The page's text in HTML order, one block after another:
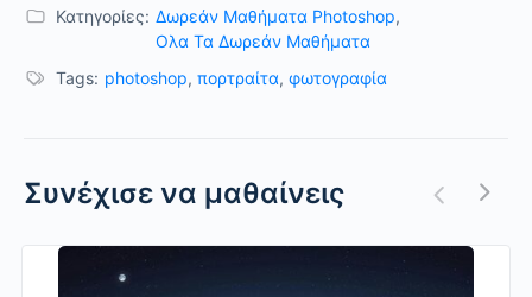
Κατηγορίες: Δωρεάν Μαθήματα Photoshop,
Ολα Τα Δωρεάν Μαθήματα
Tags: photoshop, πορτραίτα, φωτογραφία
Συνέχισε να μαθαίνεις